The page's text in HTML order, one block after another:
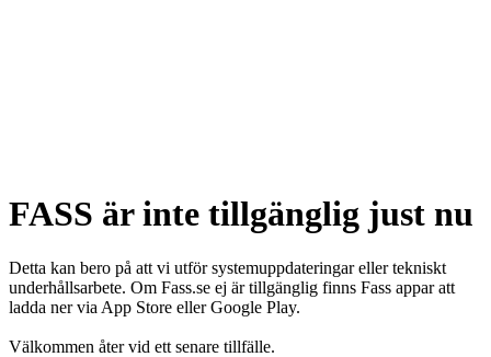
FASS är inte tillgänglig just nu
Detta kan bero på att vi utför systemuppdateringar eller tekniskt
underhållsarbete. Om Fass.se ej är tillgänglig finns Fass appar att
ladda ner via App Store eller Google Play.
Välkommen åter vid ett senare tillfälle.